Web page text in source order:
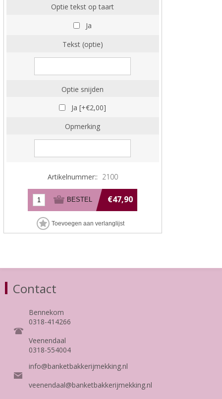
Optie tekst op taart
Ja
Tekst (optie)
Optie snijden
Ja [+€2,00]
Opmerking
Artikelnummer:: 2100
€47,90
Contact
Bennekom
0318-414266
Veenendaal
0318-554004
info@banketbakkerijmekking.nl
veenendaal@banketbakkerijmekking.nl